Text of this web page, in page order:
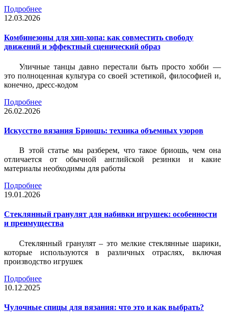
Подробнее
12.03.2026
Комбинезоны для хип-хопа: как совместить свободу
движений и эффектный сценический образ
Уличные танцы давно перестали быть просто хобби —
это полноценная культура со своей эстетикой, философией и,
конечно, дресс-кодом
Подробнее
26.02.2026
Искусство вязания Бриошь: техника объемных узоров
В этой статье мы разберем, что такое бриошь, чем она
отличается от обычной английской резинки и какие
материалы необходимы для работы
Подробнее
19.01.2026
Стеклянный гранулят для набивки игрушек: особенности
и преимущества
Стеклянный гранулят – это мелкие стеклянные шарики,
которые используются в различных отраслях, включая
производство игрушек
Подробнее
10.12.2025
Чулочные спицы для вязания: что это и как выбрать?